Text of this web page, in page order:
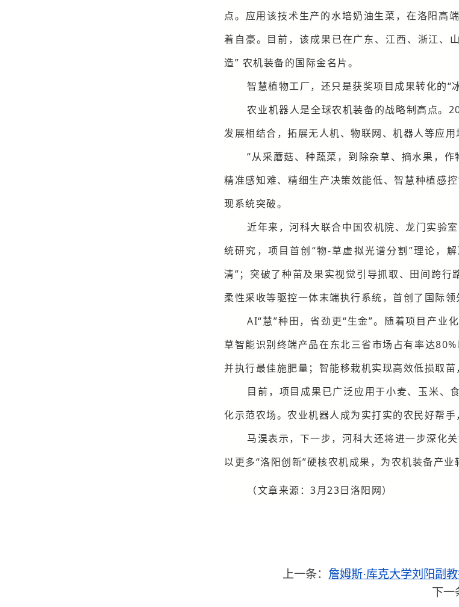
点。应用该技术生产的水培奶油生菜，在洛阳高
着自豪。目前，该成果已在广东、江西、浙江、
造” 农机装备的国际金名片。
智慧植物工厂，还只是获奖项目成果转化的“
农业机器人是全球农机装备的战略制高点。
发展相结合，拓展无人机、物联网、机器人等应用
“从采蘑菇、种蔬菜，到除杂草、摘水果，
精准感知难、精细生产决策效能低、智慧种植感
现系统突破。
近年来，河科大联合中国农机院、龙门实验室
统研究，项目首创“物-草虚拟光谱分割”理论，
清”；突破了种苗及果实视觉引导抓取、田间跨
柔性采收等驱控一体末端执行系统，首创了国际
AI“慧”种田，省劲更“生金”。随着项目产业
草智能识别终端产品在东北三省市场占有率达
并执行最佳施肥量；智能移栽机实现高效低损取
目前，项目成果已广泛应用于小麦、玉米、
化示范农场。农业机器人成为实打实的农民好帮手
马淏表示，下一步，河科大还将进一步深化
以更多“洛阳创新”硬核农机成果，为农机装备产
（文章来源：3月23日洛阳网）
上一条： 詹姆斯·库克大学刘阳副
下一